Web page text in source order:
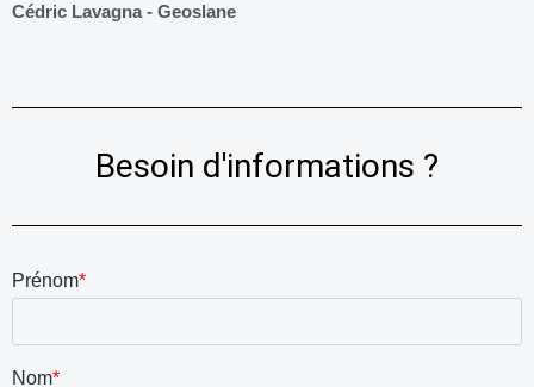
Cédric Lavagna - Geoslane
Besoin d'informations ?